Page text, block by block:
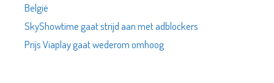
België
SkyShowtime gaat strijd aan met adblockers
Prijs Viaplay gaat wederom omhoog